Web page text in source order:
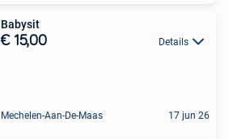
Babysit
€ 15,00 Details
Mechelen-Aan-De-Maas 17 jun 26